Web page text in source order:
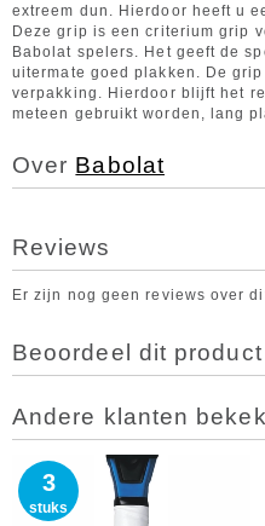
extreem dun. Hierdoor heeft u
Deze grip is een criterium grip
Babolat spelers. Het geeft de
uitermate goed plakken. De
verpakking. Hierdoor blijft het
meteen gebruikt worden, lang
Over Babolat
Reviews
Er zijn nog geen reviews over
Beoordeel dit product
Andere klanten
3
stuks